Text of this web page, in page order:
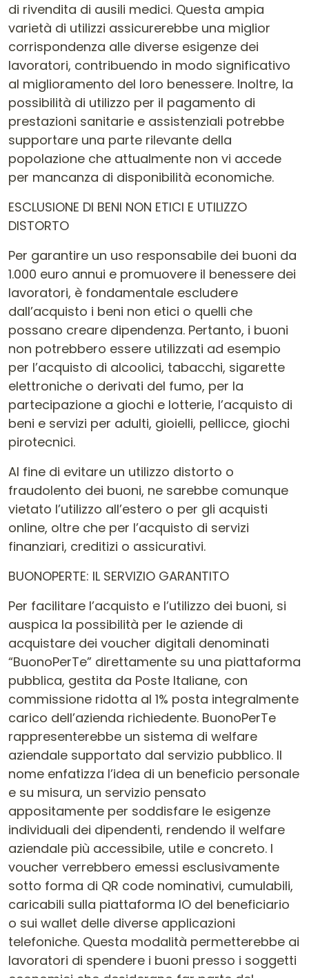
di rivendita di ausili medici. Questa ampia
varietà di utilizzi assicurerebbe una miglior
corrispondenza alle diverse esigenze dei
lavoratori, contribuendo in modo significativo
al miglioramento del loro benessere. Inoltre, la
possibilità di utilizzo per il pagamento di
prestazioni sanitarie e assistenziali potrebbe
supportare una parte rilevante della
popolazione che attualmente non vi accede
per mancanza di disponibilità economiche.
ESCLUSIONE DI BENI NON ETICI E UTILIZZO
DISTORTO
Per garantire un uso responsabile dei buoni da
1.000 euro annui e promuovere il benessere dei
lavoratori, è fondamentale escludere
dall’acquisto i beni non etici o quelli che
possano creare dipendenza. Pertanto, i buoni
non potrebbero essere utilizzati ad esempio
per l’acquisto di alcoolici, tabacchi, sigarette
elettroniche o derivati del fumo, per la
partecipazione a giochi e lotterie, l’acquisto di
beni e servizi per adulti, gioielli, pellicce, giochi
pirotecnici.
Al fine di evitare un utilizzo distorto o
fraudolento dei buoni, ne sarebbe comunque
vietato l’utilizzo all’estero o per gli acquisti
online, oltre che per l’acquisto di servizi
finanziari, creditizi o assicurativi.
BUONOPERTE: IL SERVIZIO GARANTITO
Per facilitare l’acquisto e l’utilizzo dei buoni, si
auspica la possibilità per le aziende di
acquistare dei voucher digitali denominati
“BuonoPerTe” direttamente su una piattaforma
pubblica, gestita da Poste Italiane, con
commissione ridotta al 1% posta integralmente
carico dell’azienda richiedente. BuonoPerTe
rappresenterebbe un sistema di welfare
aziendale supportato dal servizio pubblico. Il
nome enfatizza l’idea di un beneficio personale
e su misura, un servizio pensato
appositamente per soddisfare le esigenze
individuali dei dipendenti, rendendo il welfare
aziendale più accessibile, utile e concreto. I
voucher verrebbero emessi esclusivamente
sotto forma di QR code nominativi, cumulabili,
caricabili sulla piattaforma IO del beneficiario
o sui wallet delle diverse applicazioni
telefoniche. Questa modalità permetterebbe ai
lavoratori di spendere i buoni presso i soggetti